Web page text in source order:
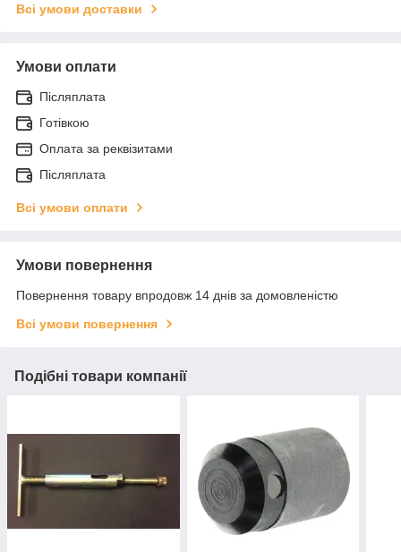
Всі умови доставки
Умови оплати
Післяплата
Готівкою
Оплата за реквізитами
Післяплата
Всі умови оплати
Умови повернення
Повернення товару впродовж 14 днів за домовленістю
Всі умови повернення
Подібні товари компанії